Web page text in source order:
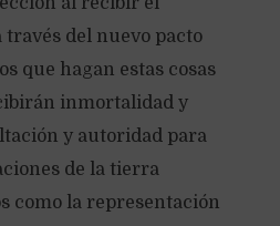
través del nuevo pacto
que hagan estas cosas
inmortalidad y
y autoridad para
de la tierra
como la representación